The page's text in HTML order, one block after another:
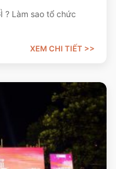
? Làm sao tổ chức